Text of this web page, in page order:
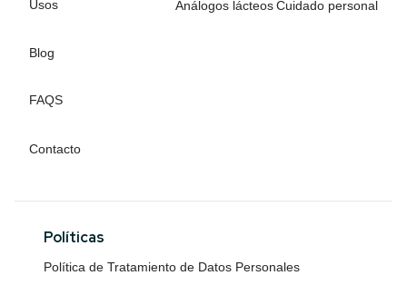
Usos
Blog
FAQS
Contacto
Análogos lácteos Cuidado personal
Políticas
Política de Tratamiento de Datos Personales